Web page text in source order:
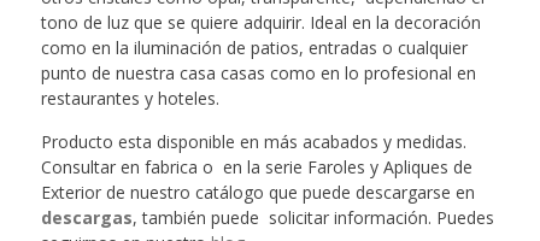
tono de luz que se quiere adquirir. Ideal en la decoración
como en la iluminación de patios, entradas o cualquier
punto de nuestra casa casas como en lo profesional en
restaurantes y hoteles.
Producto esta disponible en más acabados y medidas.
Consultar en fabrica o en la serie Faroles y Apliques de
Exterior de nuestro catálogo que puede descargarse en
descargas, también puede solicitar información. Puedes